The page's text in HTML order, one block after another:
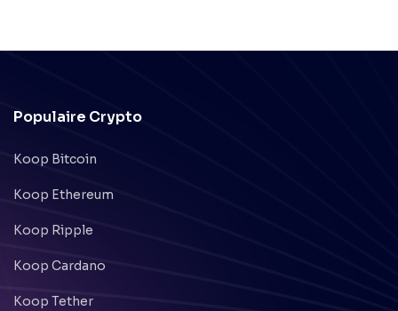
Populaire Crypto
Koop Bitcoin
Koop Ethereum
Koop Ripple
Koop Cardano
Koop Tether